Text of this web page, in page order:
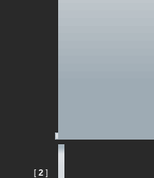
[ 2 ]